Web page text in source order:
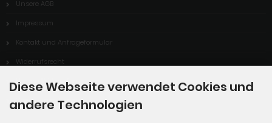
Unsere AGB
Impressum
Kontakt und Anfrageformular
Widerrufsrecht
Vertrag Widerrufen
Cookie Einstellungen
Diese Webseite verwendet Cookies und
andere Technologien